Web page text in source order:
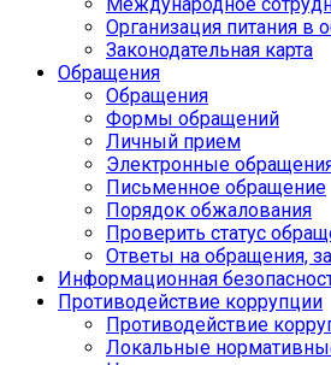
Организация питания в
Законодательная карта
Обращения
Обращения
Формы обращений
Личный прием
Электронные
Письменное обращение
Порядок обжалования
Проверить статус
Ответы на обращения,
Информационная
Противодействие коррупции
Противодействие
Локальные